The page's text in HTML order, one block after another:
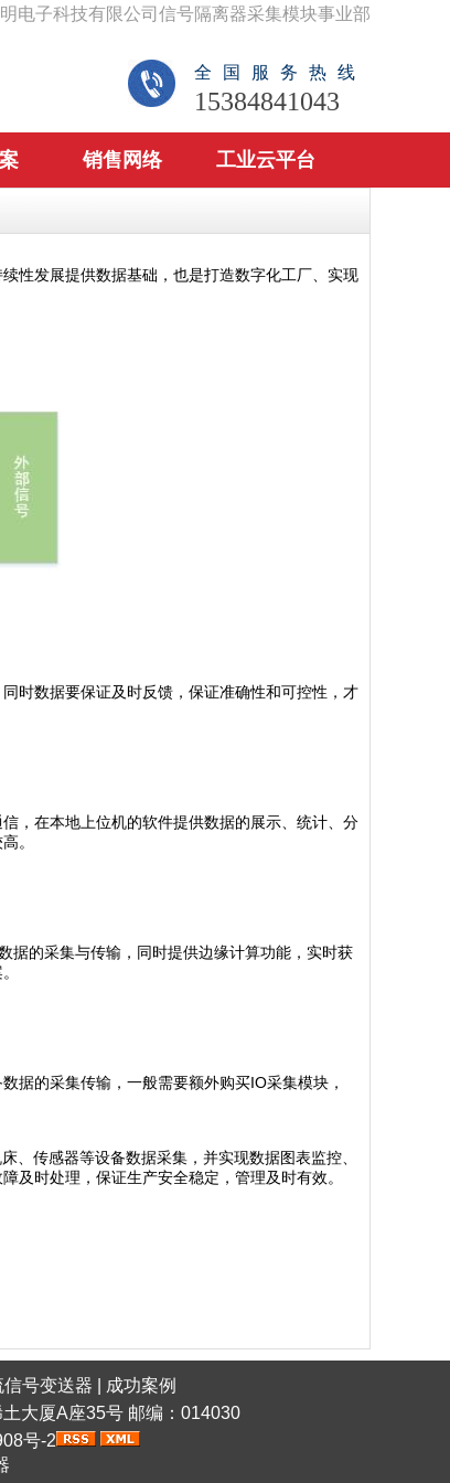
电子科技有限公司信号隔离器采集模块事业部
全国服务热线
15384841043
销售网络 工业云平台
性发展提供数据基础，也是打造数字化工厂、实现
时数据要保证及时反馈，保证准确性和可控性，才
，在本地上位机的软件提供数据的展示、统计、分
。
据的采集与传输，同时提供边缘计算功能，实时获
据的采集传输，一般需要额外购买IO采集模块，
、传感器等设备数据采集，并实现数据图表监控、
及时处理，保证生产安全稳定，管理及时有效。
号变送器
成功案例
大厦A座35号 邮编：014030
号-2